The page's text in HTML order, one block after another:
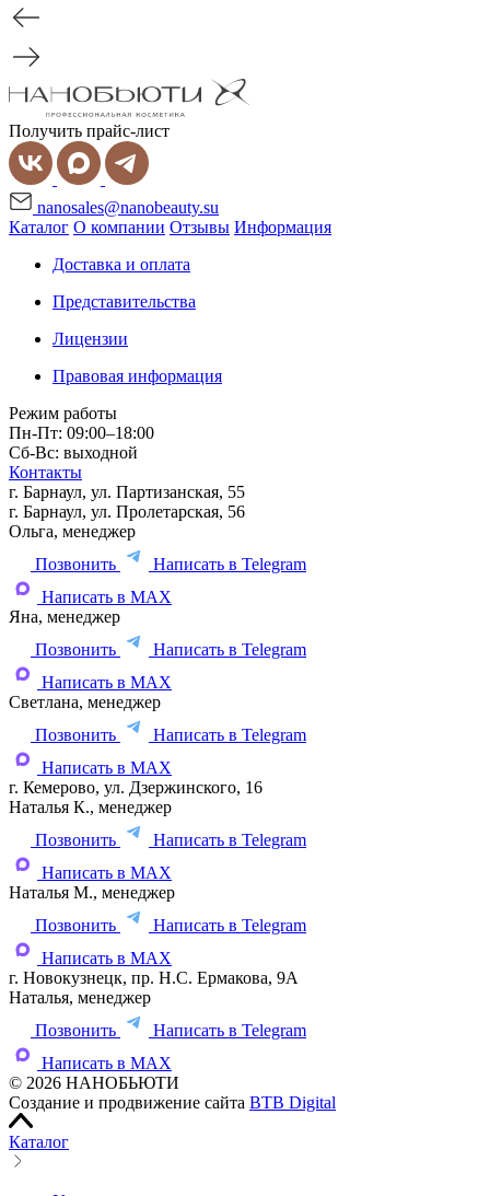
Получить прайс-лист
nanosales@nanobeauty.su
Каталог О компании Отзывы Информация
Доставка и оплата
Представительства
Лицензии
Правовая информация
Режим работы
Пн-Пт: 09:00–18:00
Сб-Вс: выходной
Контакты
г. Барнаул, ул. Партизанская, 55
г. Барнаул, ул. Пролетарская, 56
Ольга, менеджер
Позвонить
Написать в Telegram
Написать в MAX
Яна, менеджер
Позвонить
Написать в Telegram
Написать в MAX
Светлана, менеджер
Позвонить
Написать в Telegram
Написать в MAX
г. Кемерово, ул. Дзержинского, 16
Наталья К., менеджер
Позвонить
Написать в Telegram
Написать в MAX
Наталья М., менеджер
Позвонить
Написать в Telegram
Написать в MAX
г. Новокузнецк, пр. Н.С. Ермакова, 9А
Наталья, менеджер
Позвонить
Написать в Telegram
Написать в MAX
© 2026 НАНОБЬЮТИ
Создание и продвижение сайта BTB Digital
Каталог